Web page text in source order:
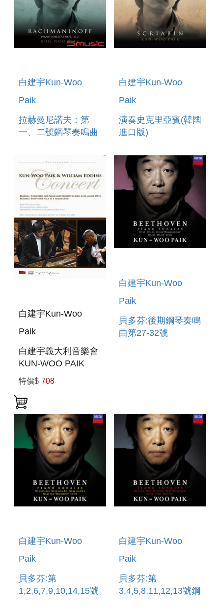
白建宇Kun-Woo
Paik
拉赫曼尼諾夫：第
一、二號鋼琴奏鳴曲
白建宇Kun-Woo
Paik
演奏史克里亞賓(韓國
進口版)
SCRIABIN PIANO
1CD KOREA
EDITION BRAND
NEW SEALED
白建宇Kun-Woo
Paik
白建宇義大利音樂會
KUN-WOO PAIK
PLAYS BRAHMS
特價$ 708
白建宇Kun-Woo
Paik
貝多芬:後期鋼琴奏鳴
曲第27-32號
白建宇Kun-Woo
Paik
貝多芬:第
1,2,6,7,9,10,14,15號
白建宇Kun-Woo
Paik
貝多芬:第
3,4,5,8,11,12,13號鋼